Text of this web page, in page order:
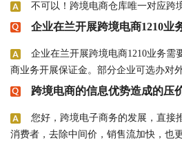
不可以！跨境电商仓库唯一对应跨
企业在兰开展跨境电商1210业
企业在兰开展跨境电商1210业务
商业务开展保证金。部分企业可选办对
跨境电商的信息优势造成的压
您好，跨境电子商务的发展，直接
消费者，去除中间价，销售流加快，也